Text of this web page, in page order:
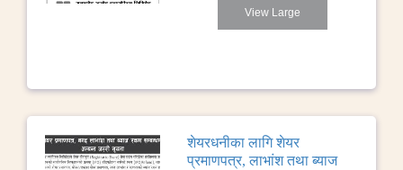
View Large
शेयरधनीका लागि शेयर
प्रमाणपत्र, लाभांश तथा ब्याज